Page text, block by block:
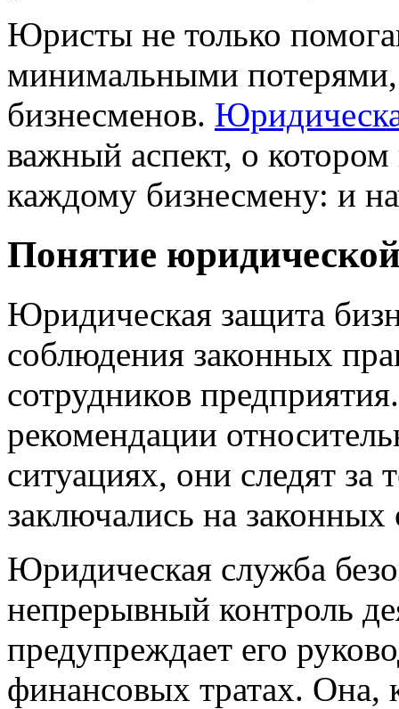
Юристы не только
минимальными
бизнесменов.
важный аспект, о
каждому бизнесмену: и
Понятие
Юридическая защита
соблюдения законных
сотрудников
рекомендации
ситуациях, они следят за
заключались на законных
Юридическая служба
непрерывный контроль
предупреждает его
финансовых тратах. Она,